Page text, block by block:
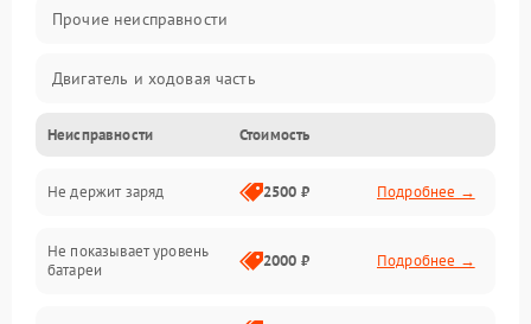
Прочие неисправности
Двигатель и ходовая часть
Тормоза и безопасность
Подвеска и колеса
Электроника и управление
Неисправности Стоимость
Не держит заряд 2500 ₽ Подробнее →
Не показывает уровень
батареи
2000 ₽ Подробнее →